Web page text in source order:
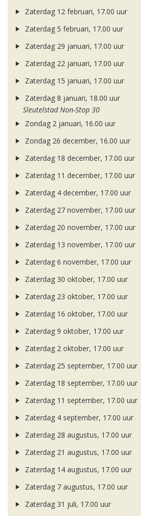
Zaterdag 12 februari, 17.00 uur
Zaterdag 5 februari, 17.00 uur
Zaterdag 29 januari, 17.00 uur
Zaterdag 22 januari, 17.00 uur
Zaterdag 15 januari, 17.00 uur
Zaterdag 8 januari, 18.00 uur
Sleutelstad Non-Stop 30
Zondag 2 januari, 16.00 uur
Zondag 26 december, 16.00 uur
Zaterdag 18 december, 17.00 uur
Zaterdag 11 december, 17.00 uur
Zaterdag 4 december, 17.00 uur
Zaterdag 27 november, 17.00 uur
Zaterdag 20 november, 17.00 uur
Zaterdag 13 november, 17.00 uur
Zaterdag 6 november, 17.00 uur
Zaterdag 30 oktober, 17.00 uur
Zaterdag 23 oktober, 17.00 uur
Zaterdag 16 oktober, 17.00 uur
Zaterdag 9 oktober, 17.00 uur
Zaterdag 2 oktober, 17.00 uur
Zaterdag 25 september, 17.00 uur
Zaterdag 18 september, 17.00 uur
Zaterdag 11 september, 17.00 uur
Zaterdag 4 september, 17.00 uur
Zaterdag 28 augustus, 17.00 uur
Zaterdag 21 augustus, 17.00 uur
Zaterdag 14 augustus, 17.00 uur
Zaterdag 7 augustus, 17.00 uur
Zaterdag 31 juli, 17.00 uur